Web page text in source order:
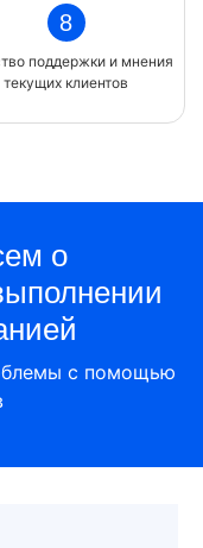
8
поддержки и мнения
текущих клиентов
о
с помощью